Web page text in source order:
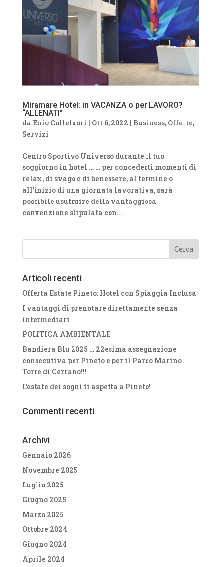
Miramare Hotel: in VACANZA o per LAVORO?
“ALLENATI”
da Enio Colleluori | Ott 6, 2022 | Business, Offerte,
Servizi
Centro Sportivo Universo durante il tuo
soggiorno in hotel … … per concederti momenti di
relax, di svago e di benessere, al termine o
all’inizio di una giornata lavorativa, sarà
possibile usufruire della vantaggiosa
convenzione stipulata con...
Articoli recenti
Offerta Estate Pineto: Hotel con Spiaggia Inclusa
I vantaggi di prenotare direttamente senza
intermediari
POLITICA AMBIENTALE
Bandiera Blu 2025 … 22esima assegnazione
consecutiva per Pineto e per il Parco Marino
Torre di Cerrano!!!
L’estate dei sogni ti aspetta a Pineto!
Commenti recenti
Archivi
Gennaio 2026
Novembre 2025
Luglio 2025
Giugno 2025
Marzo 2025
Ottobre 2024
Giugno 2024
Aprile 2024